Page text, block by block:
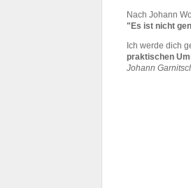
Nach Johann
"Es ist nicht
Ich werde dich
praktischen
Johann